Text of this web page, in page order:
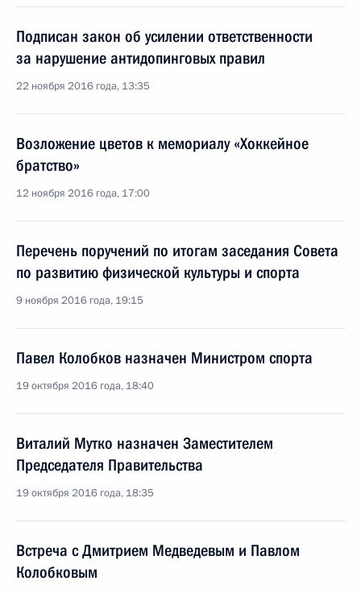
Подписан закон об усилении ответственности
за нарушение антидопинговых правил
22 ноября 2016 года, 13:35
Возложение цветов к мемориалу «Хоккейное
братство»
12 ноября 2016 года, 17:00
Перечень поручений по итогам заседания Совета
по развитию физической культуры и спорта
9 ноября 2016 года, 19:15
Павел Колобков назначен Министром спорта
19 октября 2016 года, 18:40
Виталий Мутко назначен Заместителем
Председателя Правительства
19 октября 2016 года, 18:35
Встреча с Дмитрием Медведевым и Павлом
Колобковым